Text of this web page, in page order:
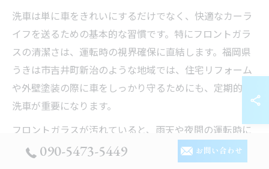
洗車は単に車をきれいにするだけでなく、快適なカーラ
イフを送るための基本的な習慣です。特にフロントガラ
スの清潔さは、運転時の視界確保に直結します。福岡県
うきは市吉井町新治のような地域では、住宅リフォーム
や外壁塗装の際に車をしっかり守るためにも、定期的な
洗車が重要になります。
フロントガラスが汚れていると、雨天や夜間の運転時に
視界が悪化し、事故リスクも高まります。洗車によって
ガラス表面の汚れや油膜を除去することで、ワイパーの
090-5473-5449 お問い合わせ